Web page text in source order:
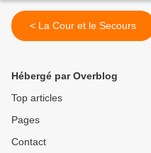
< La Cour et le Secours
Hébergé par Overblog
Top articles
Pages
Contact